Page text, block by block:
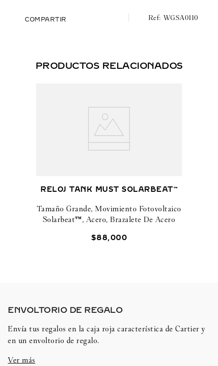
brazalete de metal y correa de piel intercambiables
COMPARTIR WGSA0110
PRODUCTOS RELACIONADOS
RELOJ TANK MUST SOLARBEAT™
Tamaño Grande, Movimiento Fotovoltaico
Solarbeat™, Acero, Brazalete De Acero
$88,000
ENVOLTORIO DE REGALO​
Envía tus regalos en la caja roja característica de Cartier y
en un envoltorio de regalo.
Ver más